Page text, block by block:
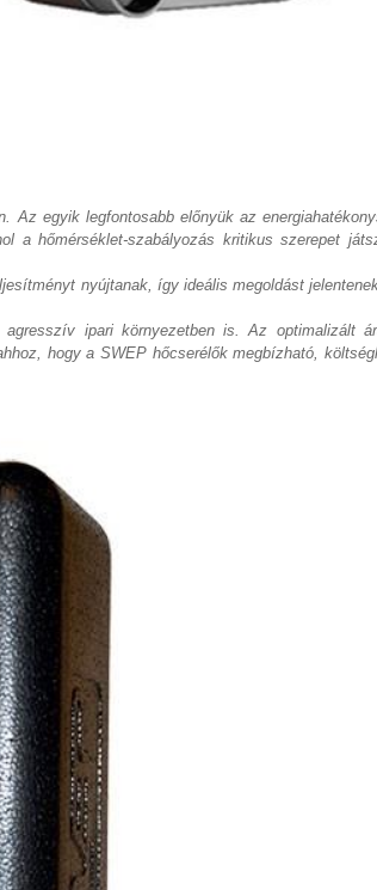
Az egyik legfontosabb előnyük az
a hőmérséklet-szabályozás kritikus szerepet
nyújtanak, így ideális megoldást
ipari környezetben is. Az optimalizált
hogy a SWEP hőcserélők megbízható,